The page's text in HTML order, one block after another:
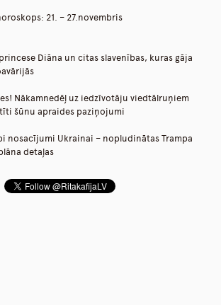
21. – 27.novembris
Diāna un citas slavenības, kuras gāja
Nākamnedēļ uz iedzīvotāju viedtālruņiem
šūnu apraides paziņojumi
nosacījumi Ukrainai – nopludinātas Trampa
detaļas